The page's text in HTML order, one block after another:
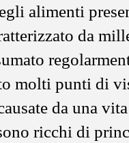
alimenti
da
molti punti di
da una
ricchi di